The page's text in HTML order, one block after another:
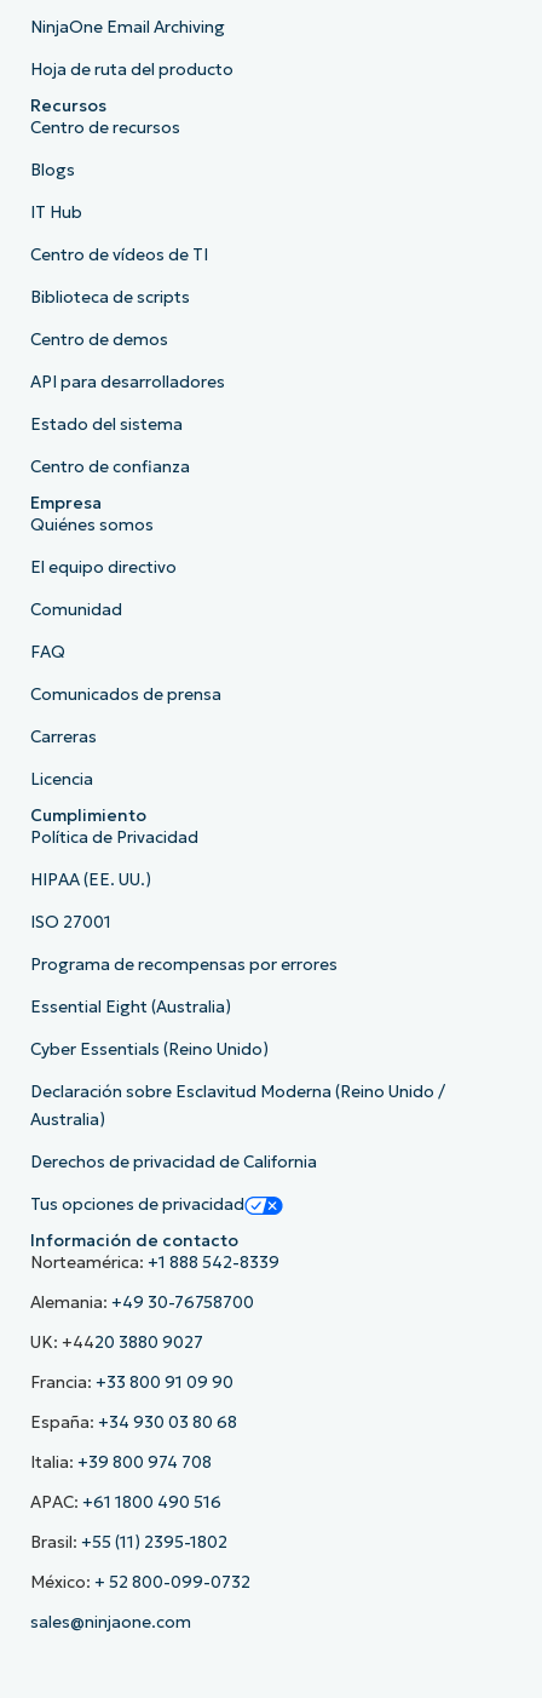
NinjaOne Email Archiving
Hoja de ruta del producto
Recursos
Centro de recursos
Blogs
IT Hub
Centro de vídeos de TI
Biblioteca de scripts
Centro de demos
API para desarrolladores
Estado del sistema
Centro de confianza
Empresa
Quiénes somos
El equipo directivo
Comunidad
FAQ
Comunicados de prensa
Carreras
Licencia
Cumplimiento
Política de Privacidad
HIPAA (EE. UU.)
ISO 27001
Programa de recompensas por errores
Essential Eight (Australia)
Cyber Essentials (Reino Unido)
Declaración sobre Esclavitud Moderna (Reino Unido /
Australia)
Derechos de privacidad de California
Tus opciones de privacidad
Información de contacto
Norteamérica: +1 888 542-8339
Alemania: +49 30-76758700
UK: +4420 3880 9027
Francia: +33 800 91 09 90
España: +34 930 03 80 68
Italia: +39 800 974 708
APAC: +61 1800 490 516
Brasil: +55 (11) 2395-1802
México: + 52 800-099-0732
sales@ninjaone.com